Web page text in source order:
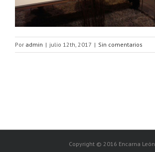
Por admin | julio 12th, 2017 | Sin comentarios
Copyright © 2016 Encarna León